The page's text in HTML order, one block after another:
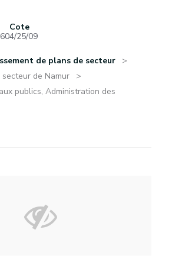
Cote
25/09
de plans de secteur
de Namur
publics, Administration des